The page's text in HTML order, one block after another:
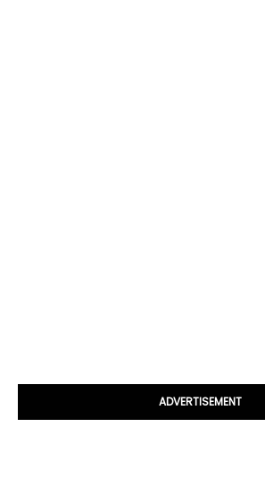
ADVERTISEMENT